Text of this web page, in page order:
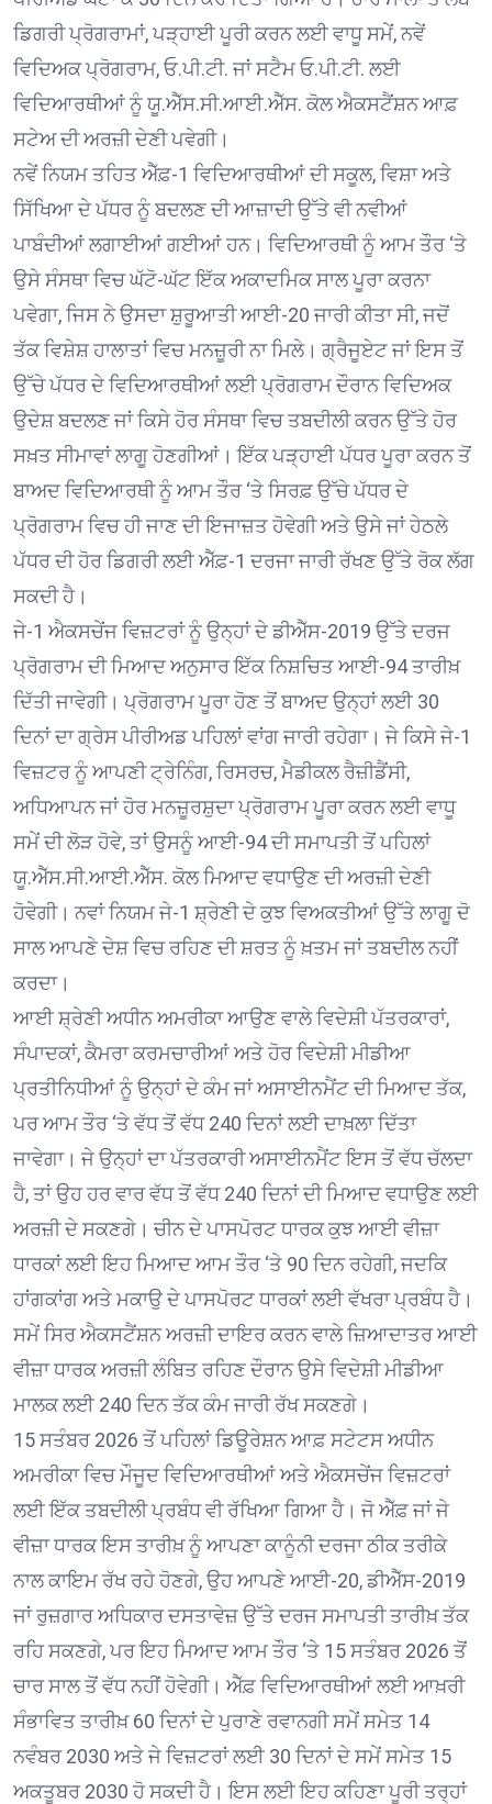
ਡਿਗਰੀ ਪ੍ਰੋਗਰਾਮਾਂ, ਪੜ੍ਹਾਈ ਪੂਰੀ ਕਰਨ ਲਈ ਵਾਧੂ ਸਮੇਂ, ਨਵੇਂ
ਵਿਦਿਅਕ ਪ੍ਰੋਗਰਾਮ, ਓ.ਪੀ.ਟੀ. ਜਾਂ ਸਟੈਮ ਓ.ਪੀ.ਟੀ. ਲਈ
ਵਿਦਿਆਰਥੀਆਂ ਨੂੰ ਯੂ.ਐੱਸ.ਸੀ.ਆਈ.ਐੱਸ. ਕੋਲ ਐਕਸਟੈਂਸ਼ਨ ਆਫ਼
ਸਟੇਅ ਦੀ ਅਰਜ਼ੀ ਦੇਣੀ ਪਵੇਗੀ।
ਨਵੇਂ ਨਿਯਮ ਤਹਿਤ ਐੱਫ਼-1 ਵਿਦਿਆਰਥੀਆਂ ਦੀ ਸਕੂਲ, ਵਿਸ਼ਾ ਅਤੇ
ਸਿੱਖਿਆ ਦੇ ਪੱਧਰ ਨੂੰ ਬਦਲਣ ਦੀ ਆਜ਼ਾਦੀ ਉੱਤੇ ਵੀ ਨਵੀਆਂ
ਪਾਬੰਦੀਆਂ ਲਗਾਈਆਂ ਗਈਆਂ ਹਨ। ਵਿਦਿਆਰਥੀ ਨੂੰ ਆਮ ਤੌਰ ‘ਤੇ
ਉਸੇ ਸੰਸਥਾ ਵਿਚ ਘੱਟੋ-ਘੱਟ ਇੱਕ ਅਕਾਦਮਿਕ ਸਾਲ ਪੂਰਾ ਕਰਨਾ
ਪਵੇਗਾ, ਜਿਸ ਨੇ ਉਸਦਾ ਸ਼ੁਰੂਆਤੀ ਆਈ-20 ਜਾਰੀ ਕੀਤਾ ਸੀ, ਜਦੋਂ
ਤੱਕ ਵਿਸ਼ੇਸ਼ ਹਾਲਾਤਾਂ ਵਿਚ ਮਨਜ਼ੂਰੀ ਨਾ ਮਿਲੇ। ਗ੍ਰੈਜੂਏਟ ਜਾਂ ਇਸ ਤੋਂ
ਉੱਚੇ ਪੱਧਰ ਦੇ ਵਿਦਿਆਰਥੀਆਂ ਲਈ ਪ੍ਰੋਗਰਾਮ ਦੌਰਾਨ ਵਿਦਿਅਕ
ਉਦੇਸ਼ ਬਦਲਣ ਜਾਂ ਕਿਸੇ ਹੋਰ ਸੰਸਥਾ ਵਿਚ ਤਬਦੀਲੀ ਕਰਨ ਉੱਤੇ ਹੋਰ
ਸਖ਼ਤ ਸੀਮਾਵਾਂ ਲਾਗੂ ਹੋਣਗੀਆਂ। ਇੱਕ ਪੜ੍ਹਾਈ ਪੱਧਰ ਪੂਰਾ ਕਰਨ ਤੋਂ
ਬਾਅਦ ਵਿਦਿਆਰਥੀ ਨੂੰ ਆਮ ਤੌਰ ‘ਤੇ ਸਿਰਫ਼ ਉੱਚੇ ਪੱਧਰ ਦੇ
ਪ੍ਰੋਗਰਾਮ ਵਿਚ ਹੀ ਜਾਣ ਦੀ ਇਜਾਜ਼ਤ ਹੋਵੇਗੀ ਅਤੇ ਉਸੇ ਜਾਂ ਹੇਠਲੇ
ਪੱਧਰ ਦੀ ਹੋਰ ਡਿਗਰੀ ਲਈ ਐੱਫ਼-1 ਦਰਜਾ ਜਾਰੀ ਰੱਖਣ ਉੱਤੇ ਰੋਕ ਲੱਗ
ਸਕਦੀ ਹੈ।
ਜੇ-1 ਐਕਸਚੇਂਜ ਵਿਜ਼ਟਰਾਂ ਨੂੰ ਉਨ੍ਹਾਂ ਦੇ ਡੀਐੱਸ-2019 ਉੱਤੇ ਦਰਜ
ਪ੍ਰੋਗਰਾਮ ਦੀ ਮਿਆਦ ਅਨੁਸਾਰ ਇੱਕ ਨਿਸ਼ਚਿਤ ਆਈ-94 ਤਾਰੀਖ਼
ਦਿੱਤੀ ਜਾਵੇਗੀ। ਪ੍ਰੋਗਰਾਮ ਪੂਰਾ ਹੋਣ ਤੋਂ ਬਾਅਦ ਉਨ੍ਹਾਂ ਲਈ 30
ਦਿਨਾਂ ਦਾ ਗ੍ਰੇਸ ਪੀਰੀਅਡ ਪਹਿਲਾਂ ਵਾਂਗ ਜਾਰੀ ਰਹੇਗਾ। ਜੇ ਕਿਸੇ ਜੇ-1
ਵਿਜ਼ਟਰ ਨੂੰ ਆਪਣੀ ਟ੍ਰੇਨਿੰਗ, ਰਿਸਰਚ, ਮੈਡੀਕਲ ਰੈਜ਼ੀਡੈਂਸੀ,
ਅਧਿਆਪਨ ਜਾਂ ਹੋਰ ਮਨਜ਼ੂਰਸ਼ੁਦਾ ਪ੍ਰੋਗਰਾਮ ਪੂਰਾ ਕਰਨ ਲਈ ਵਾਧੂ
ਸਮੇਂ ਦੀ ਲੋੜ ਹੋਵੇ, ਤਾਂ ਉਸਨੂੰ ਆਈ-94 ਦੀ ਸਮਾਪਤੀ ਤੋਂ ਪਹਿਲਾਂ
ਯੂ.ਐੱਸ.ਸੀ.ਆਈ.ਐੱਸ. ਕੋਲ ਮਿਆਦ ਵਧਾਉਣ ਦੀ ਅਰਜ਼ੀ ਦੇਣੀ
ਹੋਵੇਗੀ। ਨਵਾਂ ਨਿਯਮ ਜੇ-1 ਸ਼੍ਰੇਣੀ ਦੇ ਕੁਝ ਵਿਅਕਤੀਆਂ ਉੱਤੇ ਲਾਗੂ ਦੋ
ਸਾਲ ਆਪਣੇ ਦੇਸ਼ ਵਿਚ ਰਹਿਣ ਦੀ ਸ਼ਰਤ ਨੂੰ ਖ਼ਤਮ ਜਾਂ ਤਬਦੀਲ ਨਹੀਂ
ਕਰਦਾ।
ਆਈ ਸ਼੍ਰੇਣੀ ਅਧੀਨ ਅਮਰੀਕਾ ਆਉਣ ਵਾਲੇ ਵਿਦੇਸ਼ੀ ਪੱਤਰਕਾਰਾਂ,
ਸੰਪਾਦਕਾਂ, ਕੈਮਰਾ ਕਰਮਚਾਰੀਆਂ ਅਤੇ ਹੋਰ ਵਿਦੇਸ਼ੀ ਮੀਡੀਆ
ਪ੍ਰਤੀਨਿਧੀਆਂ ਨੂੰ ਉਨ੍ਹਾਂ ਦੇ ਕੰਮ ਜਾਂ ਅਸਾਈਨਮੈਂਟ ਦੀ ਮਿਆਦ ਤੱਕ,
ਪਰ ਆਮ ਤੌਰ ‘ਤੇ ਵੱਧ ਤੋਂ ਵੱਧ 240 ਦਿਨਾਂ ਲਈ ਦਾਖ਼ਲਾ ਦਿੱਤਾ
ਜਾਵੇਗਾ। ਜੇ ਉਨ੍ਹਾਂ ਦਾ ਪੱਤਰਕਾਰੀ ਅਸਾਈਨਮੈਂਟ ਇਸ ਤੋਂ ਵੱਧ ਚੱਲਦਾ
ਹੈ, ਤਾਂ ਉਹ ਹਰ ਵਾਰ ਵੱਧ ਤੋਂ ਵੱਧ 240 ਦਿਨਾਂ ਦੀ ਮਿਆਦ ਵਧਾਉਣ ਲਈ
ਅਰਜ਼ੀ ਦੇ ਸਕਣਗੇ। ਚੀਨ ਦੇ ਪਾਸਪੋਰਟ ਧਾਰਕ ਕੁਝ ਆਈ ਵੀਜ਼ਾ
ਧਾਰਕਾਂ ਲਈ ਇਹ ਮਿਆਦ ਆਮ ਤੌਰ ‘ਤੇ 90 ਦਿਨ ਰਹੇਗੀ, ਜਦਕਿ
ਹਾਂਗਕਾਂਗ ਅਤੇ ਮਕਾਉ ਦੇ ਪਾਸਪੋਰਟ ਧਾਰਕਾਂ ਲਈ ਵੱਖਰਾ ਪ੍ਰਬੰਧ ਹੈ।
ਸਮੇਂ ਸਿਰ ਐਕਸਟੈਂਸ਼ਨ ਅਰਜ਼ੀ ਦਾਇਰ ਕਰਨ ਵਾਲੇ ਜ਼ਿਆਦਾਤਰ ਆਈ
ਵੀਜ਼ਾ ਧਾਰਕ ਅਰਜ਼ੀ ਲੰਬਿਤ ਰਹਿਣ ਦੌਰਾਨ ਉਸੇ ਵਿਦੇਸ਼ੀ ਮੀਡੀਆ
ਮਾਲਕ ਲਈ 240 ਦਿਨ ਤੱਕ ਕੰਮ ਜਾਰੀ ਰੱਖ ਸਕਣਗੇ।
15 ਸਤੰਬਰ 2026 ਤੋਂ ਪਹਿਲਾਂ ਡਿਊਰੇਸ਼ਨ ਆਫ਼ ਸਟੇਟਸ ਅਧੀਨ
ਅਮਰੀਕਾ ਵਿਚ ਮੌਜੂਦ ਵਿਦਿਆਰਥੀਆਂ ਅਤੇ ਐਕਸਚੇਂਜ ਵਿਜ਼ਟਰਾਂ
ਲਈ ਇੱਕ ਤਬਦੀਲੀ ਪ੍ਰਬੰਧ ਵੀ ਰੱਖਿਆ ਗਿਆ ਹੈ। ਜੋ ਐੱਫ਼ ਜਾਂ ਜੇ
ਵੀਜ਼ਾ ਧਾਰਕ ਇਸ ਤਾਰੀਖ਼ ਨੂੰ ਆਪਣਾ ਕਾਨੂੰਨੀ ਦਰਜਾ ਠੀਕ ਤਰੀਕੇ
ਨਾਲ ਕਾਇਮ ਰੱਖ ਰਹੇ ਹੋਣਗੇ, ਉਹ ਆਪਣੇ ਆਈ-20, ਡੀਐੱਸ-2019
ਜਾਂ ਰੁਜ਼ਗਾਰ ਅਧਿਕਾਰ ਦਸਤਾਵੇਜ਼ ਉੱਤੇ ਦਰਜ ਸਮਾਪਤੀ ਤਾਰੀਖ਼ ਤੱਕ
ਰਹਿ ਸਕਣਗੇ, ਪਰ ਇਹ ਮਿਆਦ ਆਮ ਤੌਰ ‘ਤੇ 15 ਸਤੰਬਰ 2026 ਤੋਂ
ਚਾਰ ਸਾਲ ਤੋਂ ਵੱਧ ਨਹੀਂ ਹੋਵੇਗੀ। ਐੱਫ਼ ਵਿਦਿਆਰਥੀਆਂ ਲਈ ਆਖ਼ਰੀ
ਸੰਭਾਵਿਤ ਤਾਰੀਖ਼ 60 ਦਿਨਾਂ ਦੇ ਪੁਰਾਣੇ ਰਵਾਨਗੀ ਸਮੇਂ ਸਮੇਤ 14
ਨਵੰਬਰ 2030 ਅਤੇ ਜੇ ਵਿਜ਼ਟਰਾਂ ਲਈ 30 ਦਿਨਾਂ ਦੇ ਸਮੇਂ ਸਮੇਤ 15
ਅਕਤੂਬਰ 2030 ਹੋ ਸਕਦੀ ਹੈ। ਇਸ ਲਈ ਇਹ ਕਹਿਣਾ ਪੂਰੀ ਤਰ੍ਹਾਂ